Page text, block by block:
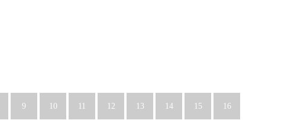
9 10 11 12 13 14 15 16